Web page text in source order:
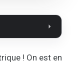
! On est en